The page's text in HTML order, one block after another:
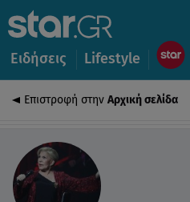
Ειδήσεις Lifestyle
Επιστροφή στην Αρχική σελίδα